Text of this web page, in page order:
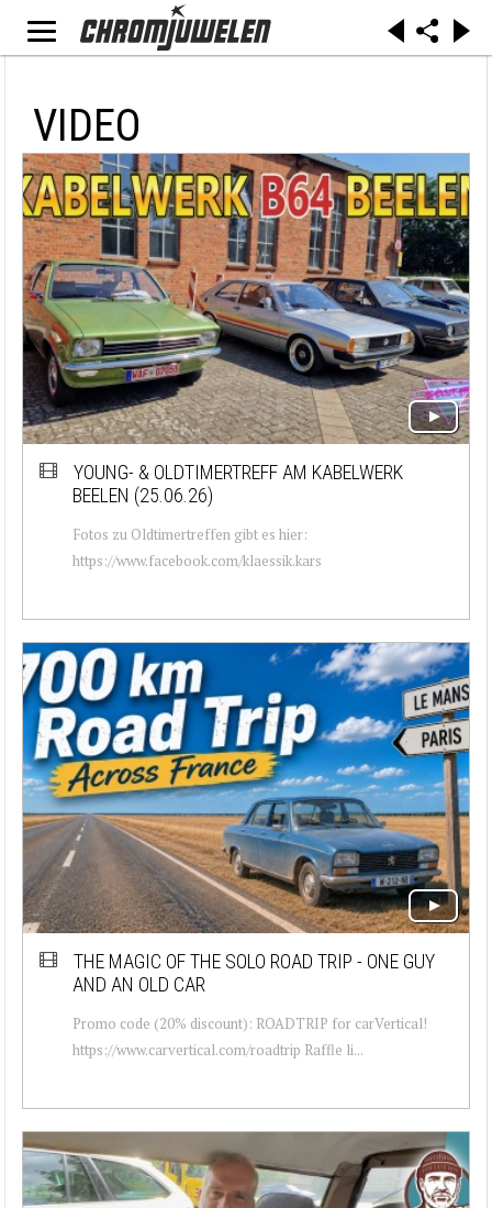
VIDEO
YOUNG- & OLDTIMERTREFF AM KABELWERK
BEELEN (25.06.26)
Fotos zu Oldtimertreffen gibt es hier:
https://www.facebook.com/klaessik.kars
THE MAGIC OF THE SOLO ROAD TRIP - ONE GUY
AND AN OLD CAR
Promo code (20% discount): ROADTRIP for carVertical!
https://www.carvertical.com/roadtrip Raffle li...